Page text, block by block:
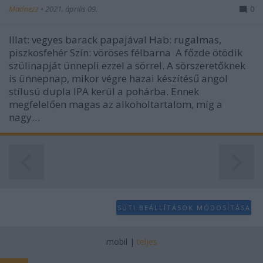
Madnezz • 2021. április 09. 0
Illat: vegyes barack papajával Hab: rugalmas,
piszkosfehér Szín: vöröses félbarna A főzde ötödik
szülinapját ünnepli ezzel a sörrel. A sörszeretőknek
is ünnepnap, mikor végre hazai készítésű angol
stílusú dupla IPA kerül a pohárba. Ennek
megfelelően magas az alkoholtartalom, míg a
nagy…
SÜTI BEÁLLÍTÁSOK MÓDOSÍTÁSA
mobil | teljes